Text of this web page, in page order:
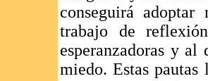
conseguirá
trabajo de
esperanzadoras y
miedo. Estas